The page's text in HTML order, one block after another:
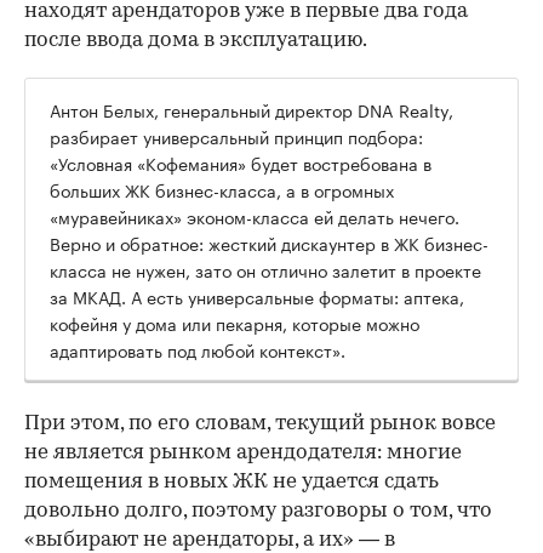
находят арендаторов уже в первые два года
после ввода дома в эксплуатацию.
Антон Белых, генеральный директор DNA Realty,
разбирает универсальный принцип подбора:
«Условная «Кофемания» будет востребована в
больших ЖК бизнес-класса, а в огромных
«муравейниках» эконом-класса ей делать нечего.
Верно и обратное: жесткий дискаунтер в ЖК бизнес-
класса не нужен, зато он отлично залетит в проекте
за МКАД. А есть универсальные форматы: аптека,
кофейня у дома или пекарня, которые можно
адаптировать под любой контекст».
При этом, по его словам, текущий рынок вовсе
не является рынком арендодателя: многие
помещения в новых ЖК не удается сдать
довольно долго, поэтому разговоры о том, что
«выбирают не арендаторы, а их» — в